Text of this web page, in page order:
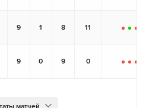
9 1 8 11
- + -
9 0 9 0
- - -